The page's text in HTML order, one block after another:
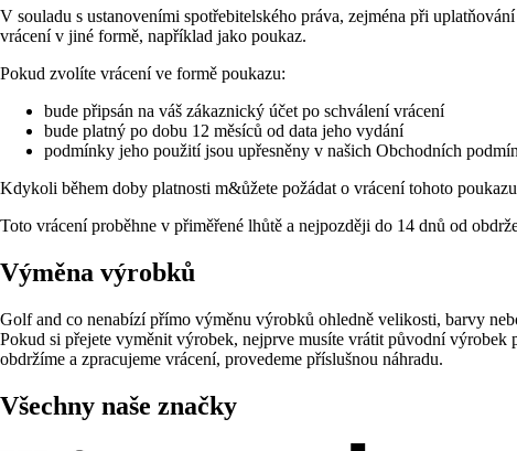
V souladu s ustanoveními spotřebitelského práva, zejména při
vrácení v jiné formě, například jako poukaz.
Pokud zvolíte vrácení ve formě poukazu:
bude připsán na váš zákaznický účet po schválení vrácení
bude platný po dobu 12 měsíců od data jeho vydání
podmínky jeho použití jsou upřesněny v našich Obchodních
Kdykoli během doby platnosti m&ůžete požádat o vrácení tohoto
Toto vrácení proběhne v přiměřené lhůtě a nejpozději do 14 dnů od
Výměna výrobků
Golf and co nenabízí přímo výměnu výrobků ohledně velikosti, barvy
Pokud si přejete vyměnit výrobek, nejprve musíte vrátit původní výrobek
obdržíme a zpracujeme vrácení, provedeme příslušnou náhradu.
Všechny naše značky